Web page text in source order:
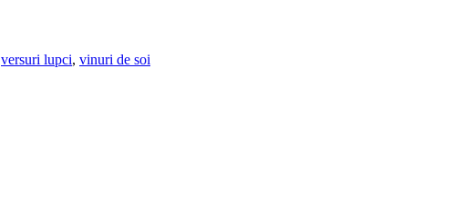
versuri lupci, vinuri de soi